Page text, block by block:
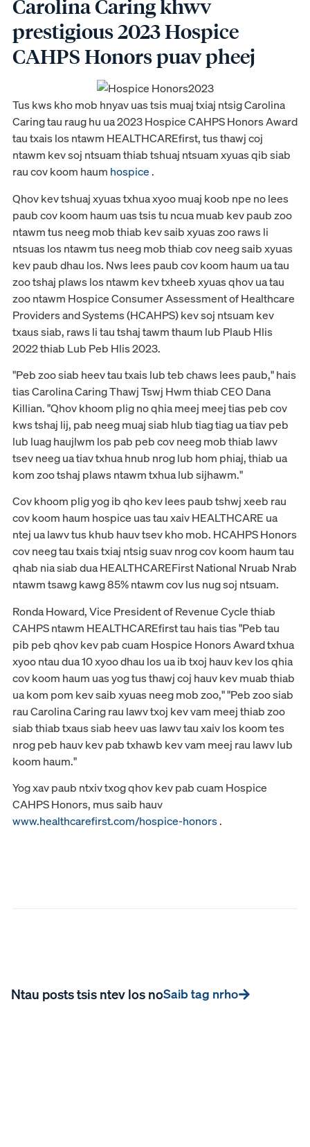
Carolina Caring khwv
prestigious 2023 Hospice
CAHPS Honors puav pheej
Tus kws kho mob hnyav uas tsis muaj txiaj ntsig Carolina
Caring tau raug hu ua 2023 Hospice CAHPS Honors Award
tau txais los ntawm HEALTHCAREfirst, tus thawj coj
ntawm kev soj ntsuam thiab tshuaj ntsuam xyuas qib siab
rau cov koom haum hospice.
Qhov kev tshuaj xyuas txhua xyoo muaj koob npe no lees
paub cov koom haum uas tsis tu ncua muab kev paub zoo
ntawm tus neeg mob thiab kev saib xyuas zoo raws li
ntsuas los ntawm tus neeg mob thiab cov neeg saib xyuas
kev paub dhau los. Nws lees paub cov koom haum ua tau
zoo tshaj plaws los ntawm kev txheeb xyuas qhov ua tau
zoo ntawm Hospice Consumer Assessment of Healthcare
Providers and Systems (HCAHPS) kev soj ntsuam kev
txaus siab, raws li tau tshaj tawm thaum lub Plaub Hlis
2022 thiab Lub Peb Hlis 2023.
"Peb zoo siab heev tau txais lub teb chaws lees paub," hais
tias Carolina Caring Thawj Tswj Hwm thiab CEO Dana
Killian. "Qhov khoom plig no qhia meej meej tias peb cov
kws tshaj lij, pab neeg muaj siab hlub tiag tiag ua tiav peb
lub luag haujlwm los pab peb cov neeg mob thiab lawv
tsev neeg ua tiav txhua hnub nrog lub hom phiaj, thiab ua
kom zoo tshaj plaws ntawm txhua lub sijhawm."
Cov khoom plig yog ib qho kev lees paub tshwj xeeb rau
cov koom haum hospice uas tau xaiv HEALTHCARE ua
ntej ua lawv tus khub hauv tsev kho mob. HCAHPS Honors
cov neeg tau txais txiaj ntsig suav nrog cov koom haum tau
qhab nia siab dua HEALTHCAREFirst National Nruab Nrab
ntawm tsawg kawg 85% ntawm cov lus nug soj ntsuam.
Ronda Howard, Vice President of Revenue Cycle thiab
CAHPS ntawm HEALTHCAREfirst tau hais tias "Peb tau
pib peb qhov kev pab cuam Hospice Honors Award txhua
xyoo ntau dua 10 xyoo dhau los ua ib txoj hauv kev los qhia
cov koom haum uas yog tus thawj coj hauv kev muab thiab
ua kom pom kev saib xyuas neeg mob zoo," "Peb zoo siab
rau Carolina Caring rau lawv txoj kev vam meej thiab zoo
siab thiab txaus siab heev uas lawv tau xaiv los koom tes
nrog peb hauv kev pab txhawb kev vam meej rau lawv lub
koom haum."
Yog xav paub ntxiv txog qhov kev pab cuam Hospice
CAHPS Honors, mus saib hauv
www.healthcarefirst.com/hospice-honors.
Ntau posts tsis ntev los noSaib tag nrho